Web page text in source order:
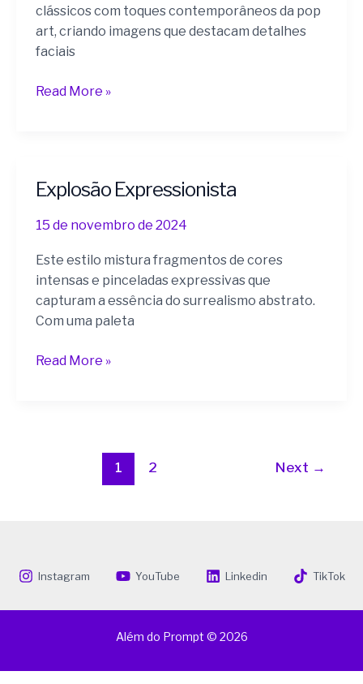
clássicos com toques contemporâneos da pop
art, criando imagens que destacam detalhes
faciais
Read More »
Explosão Expressionista
15 de novembro de 2024
Este estilo mistura fragmentos de cores
intensas e pinceladas expressivas que
capturam a essência do surrealismo abstrato.
Com uma paleta
Explosão
Read More »
1 2 Next →
Instagram YouTube Linkedin TikTok
Além do Prompt © 2026